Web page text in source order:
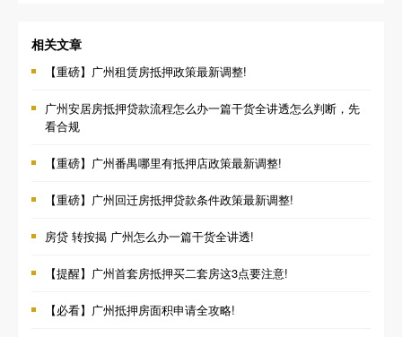
相关文章
【重磅】广州租赁房抵押政策最新调整!
广州安居房抵押贷款流程怎么办一篇干货全讲透怎么判断，先
看合规
【重磅】广州番禺哪里有抵押店政策最新调整!
【重磅】广州回迁房抵押贷款条件政策最新调整!
房贷 转按揭 广州怎么办一篇干货全讲透!
【提醒】广州首套房抵押买二套房这3点要注意!
【必看】广州抵押房面积申请全攻略!